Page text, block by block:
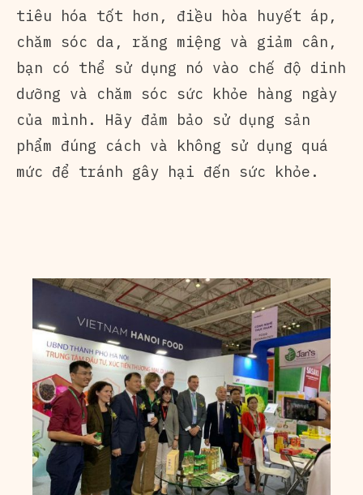
tiêu hóa tốt hơn, điều hòa huyết áp,
chăm sóc da, răng miệng và giảm cân,
bạn có thể sử dụng nó vào chế độ dinh
dưỡng và chăm sóc sức khỏe hàng ngày
của mình. Hãy đảm bảo sử dụng sản
phẩm đúng cách và không sử dụng quá
mức để tránh gây hại đến sức khỏe.